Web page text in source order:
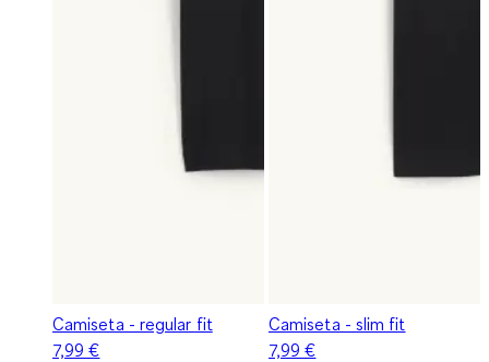
Camiseta - regular fit
7,99 €
Camiseta - slim fit
7,99 €